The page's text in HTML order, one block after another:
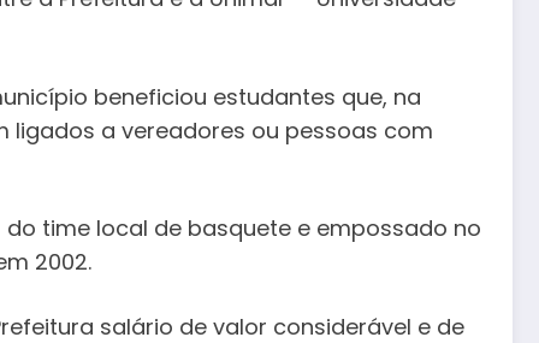
beneficiou estudantes que, na
a vereadores ou pessoas com
time local de basquete e empossado no
2002.
salário de valor considerável e de